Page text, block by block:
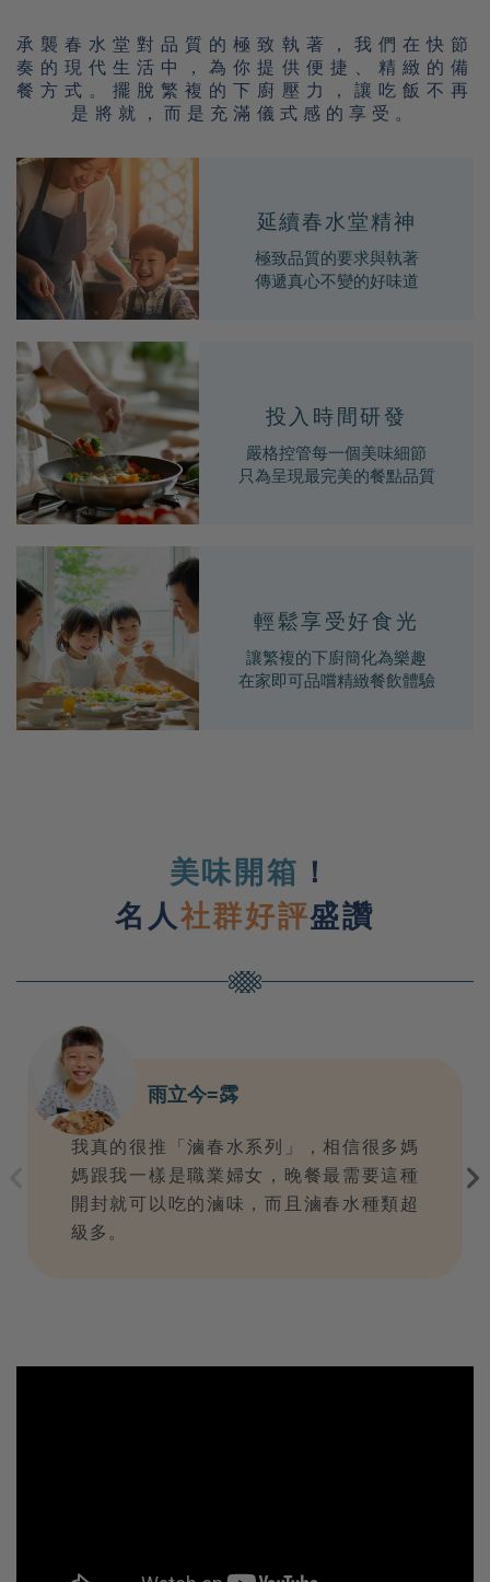
承襲春水堂對品質的極致執著，我們在快節
奏的現代生活中，為你提供便捷、精緻的備
餐方式。擺脫繁複的下廚壓力，讓吃飯不再
是將就，而是充滿儀式感的享受。
延續春水堂精神
極致品質的要求與執著
傳遞真心不變的好味道
投入時間研發
嚴格控管每一個美味細節
只為呈現最完美的餐點品質
輕鬆享受好食光
讓繁複的下廚簡化為樂趣
在家即可品嚐精緻餐飲體驗
美味開箱 ！
名人社群好評盛讚
雨立今=霠
我真的很推「滷春水系列」，相信很多媽
媽跟我一樣是職業婦女，晚餐最需要這種
開封就可以吃的滷味，而且滷春水種類超
級多。